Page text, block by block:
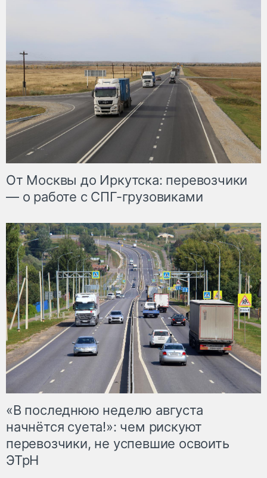
От Москвы до Иркутска: перевозчики
— о работе с СПГ-грузовиками
«В последнюю неделю августа
начнётся суета!»: чем рискуют
перевозчики, не успевшие освоить
ЭТрН